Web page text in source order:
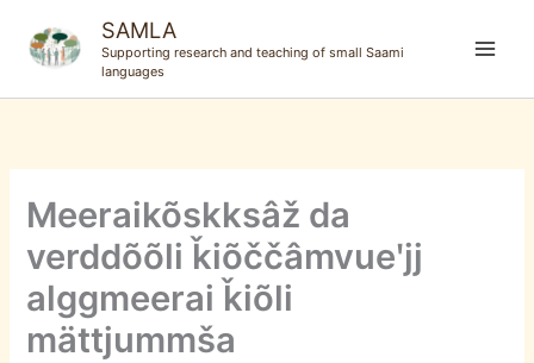
content
SAMLA
Supporting research and teaching of small Saami
languages
Meeraikõskksâž da
verddõõli ǩiõččâmvueʹjj
alggmeerai ǩiõli
mättjummša